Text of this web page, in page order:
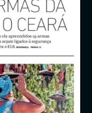
Notícias
Entrar